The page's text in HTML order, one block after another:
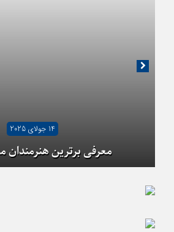
14 جولای 2025
معرفی برترین هنرمندان